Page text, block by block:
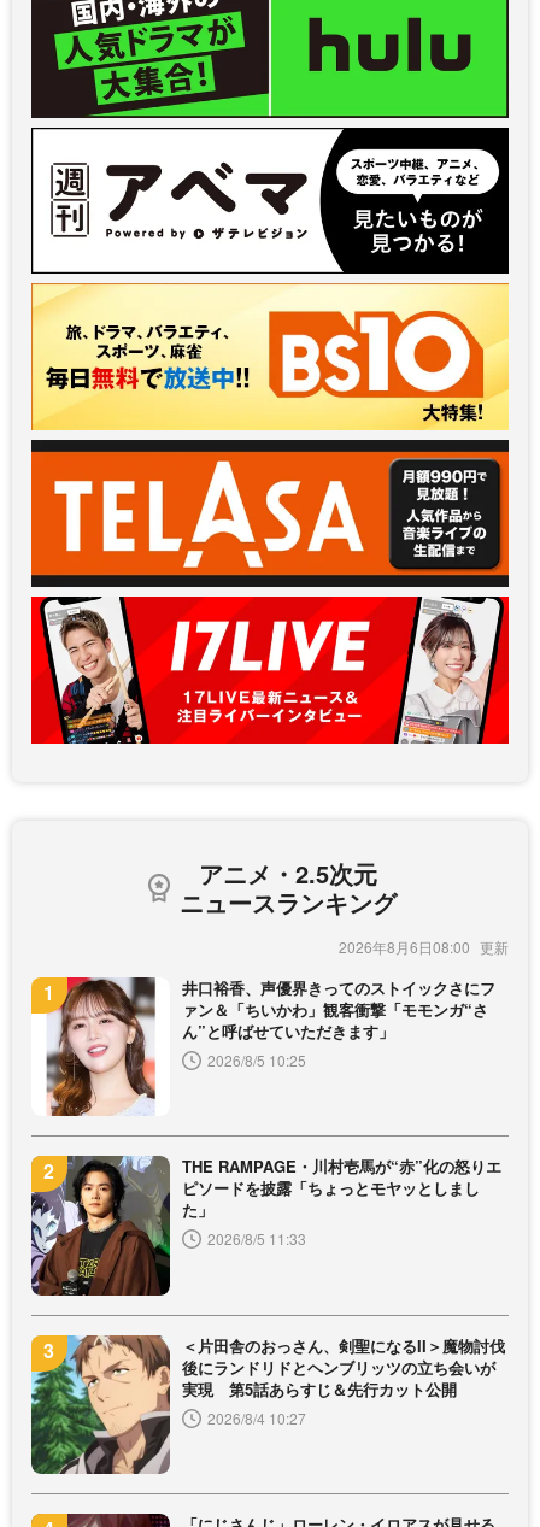
アニメ・2.5次元
ニュースランキング
2026年8月6日08:00
井口裕香、声優界きってのストイックさにフ
ァン＆「ちいかわ」観客衝撃「モモンガ“さ
ん”と呼ばせていただきます」
2026/8/5 10:25
THE RAMPAGE・川村壱馬が“赤”化の怒りエ
ピソードを披露「ちょっとモヤッとしまし
た」
2026/8/5 11:33
＜片田舎のおっさん、剣聖になるII＞魔物討伐
後にランドリドとヘンブリッツの立ち会いが
実現 第5話あらすじ＆先行カット公開
2026/8/4 10:27